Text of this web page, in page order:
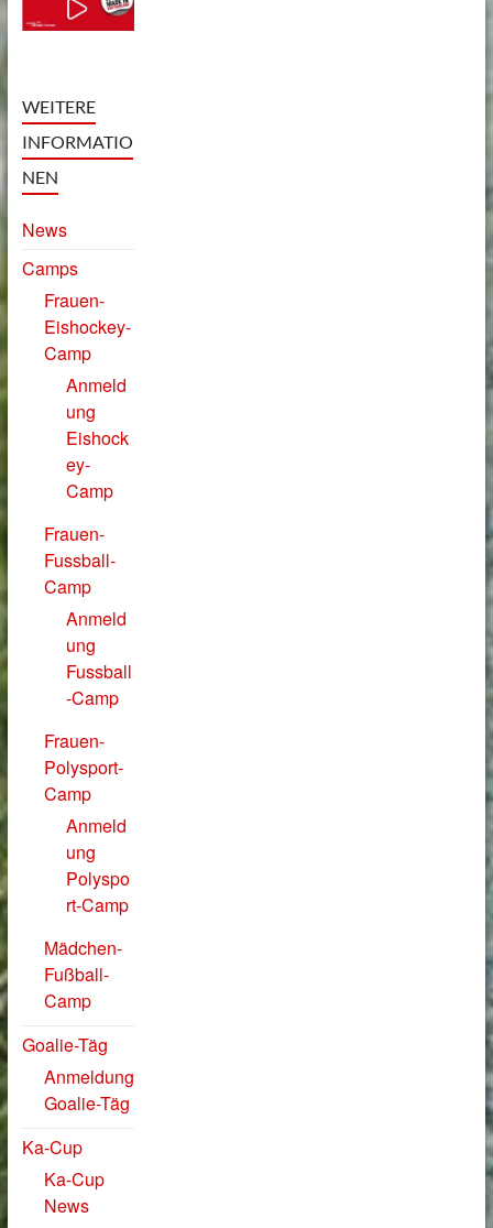
WEITERE
INFORMATIO
NEN
News
Camps
Frauen-
Eishockey-
Camp
Anmeld
ung
Eishock
ey-
Camp
Frauen-
Fussball-
Camp
Anmeld
ung
Fussball
-Camp
Frauen-
Polysport-
Camp
Anmeld
ung
Polyspo
rt-Camp
Mädchen-
Fußball-
Camp
Goalie-Täg
Anmeldung
Goalie-Täg
Ka-Cup
Ka-Cup
News